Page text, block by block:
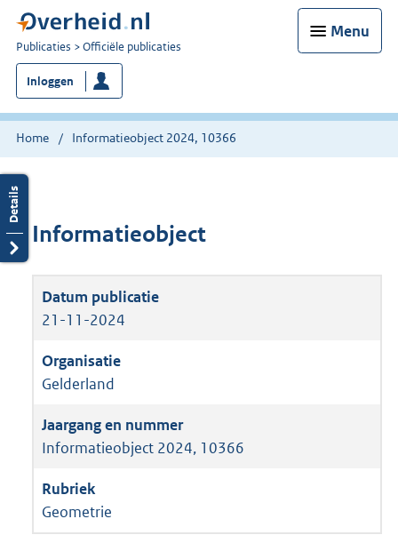
Menu
U
bent
nu
hier:
Publicaties Officiële publicaties
Inloggen
Home Informatieobject 2024, 10366
Informatieobject
21-11-2024
Gelderland
Informatieobject 2024, 10366
Geometrie